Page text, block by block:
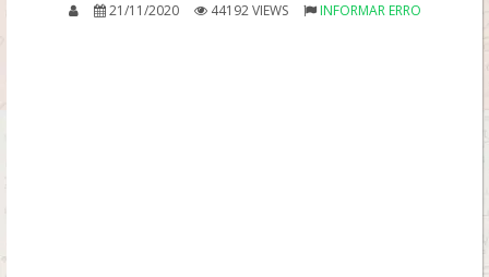
21/11/2020 44192 VIEWS INFORMAR ERRO